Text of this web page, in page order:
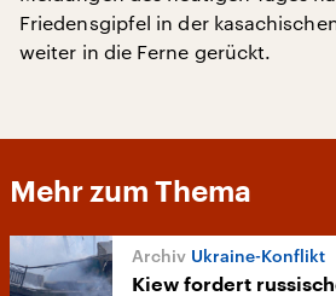
Friedensgipfel in der
weiter in die Ferne gerückt.
Mehr zum Thema
Ukraine-Konflikt
Kiew fordert